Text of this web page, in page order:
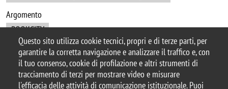
Questo sito utilizza cookie tecnici, propri e di terze parti, per
garantire la corretta navigazione e analizzare il traffico e, con
il tuo consenso, cookie di profilazione e altri strumenti di
tracciamento di terzi per mostrare video e misurare
l'efficacia delle attività di comunicazione istituzionale. Puoi
Argomento
BOOKCITY
© 2025 Biblioteca di Ateneo – Università degli